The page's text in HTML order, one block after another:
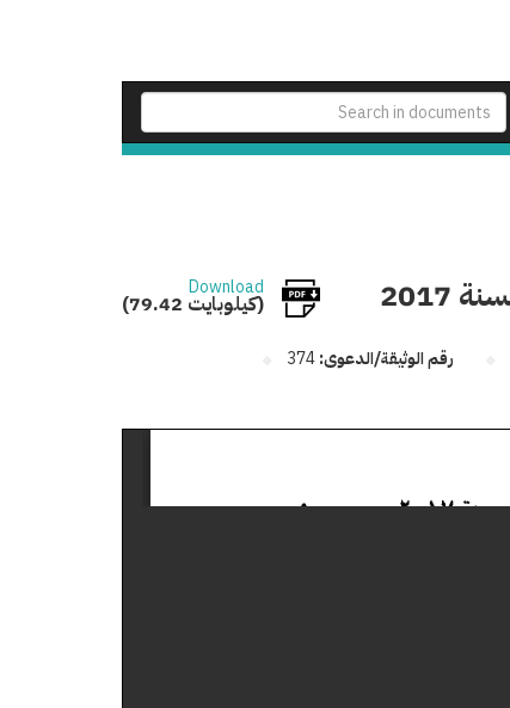
Download
(79.42 كيلوبايت)
رقم الوثيقة/الدعوى:374